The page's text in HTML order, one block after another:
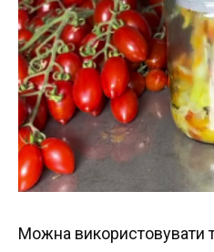
Можна використовувати